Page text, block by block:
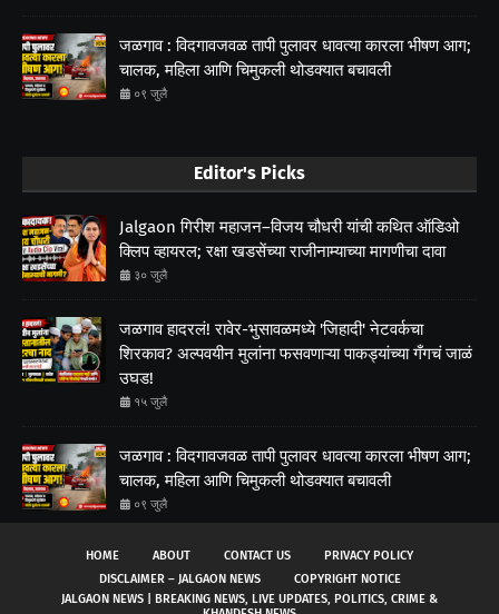
जळगाव : विदगावजवळ तापी पुलावर धावत्या कारला भीषण आग;
चालक, महिला आणि चिमुकली थोडक्यात बचावली
०९ जुलै
Editor's Picks
Jalgaon गिरीश महाजन–विजय चौधरी यांची कथित ऑडिओ
क्लिप व्हायरल; रक्षा खडसेंच्या राजीनाम्याच्या मागणीचा दावा
३० जुलै
जळगाव हादरलं! रावेर-भुसावळमध्ये 'जिहादी' नेटवर्कचा
शिरकाव? अल्पवयीन मुलांना फसवणाऱ्या पाकड्यांच्या गँगचं जाळं
उघड!
१५ जुलै
जळगाव : विदगावजवळ तापी पुलावर धावत्या कारला भीषण आग;
चालक, महिला आणि चिमुकली थोडक्यात बचावली
०९ जुलै
HOME ABOUT CONTACT US
PRIVACY POLICY
DISCLAIMER – JALGAON NEWS
COPYRIGHT NOTICE
JALGAON NEWS | BREAKING NEWS, LIVE UPDATES, POLITICS, CRIME &